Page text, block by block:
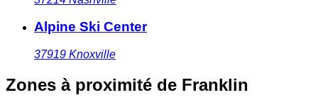
Alpine Ski Center
37919 Knoxville
Zones à proximité de Franklin